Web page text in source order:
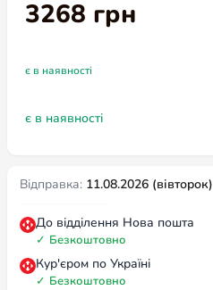
є в наявності
3268 грн
є в наявності
Відправка: 11.08.2026 (вівторок)
До відділення Нова пошта
✓ Безкоштовно
Кур'єром по Україні
✓ Безкоштовно